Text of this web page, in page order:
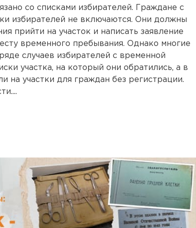
со списками избирателей. Граждане с
избирателей не включаются. Они должны
прийти на участок и написать заявление
временного пребывания. Однако многие
случаев избирателей с временной
участка, на который они обратились, а в
на участки для граждан без регистрации.